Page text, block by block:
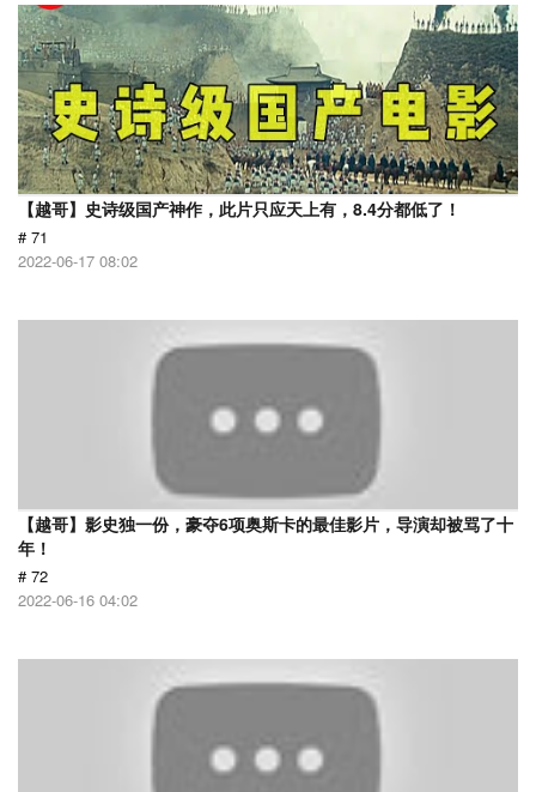
【越哥】史诗级国产神作，此片只应天上有，8.4分都低了！
# 71
2022-06-17 08:02
【越哥】影史独一份，豪夺6项奥斯卡的最佳影片，导演却被骂了十
年！
# 72
2022-06-16 04:02